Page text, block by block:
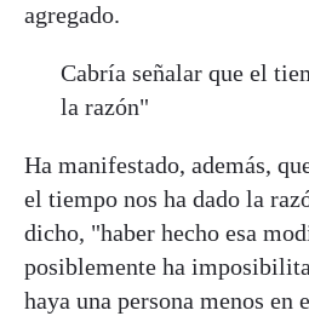
agregado.
Cabría señalar que el
la razón"
Ha manifestado, además,
el tiempo nos ha dado la
dicho, "haber hecho esa
posiblemente ha
haya una persona menos en